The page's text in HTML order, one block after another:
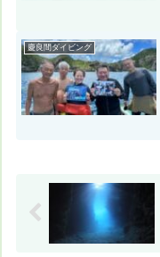
慶良間ダイビング